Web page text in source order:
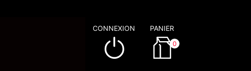
CONNEXION PANIER
0